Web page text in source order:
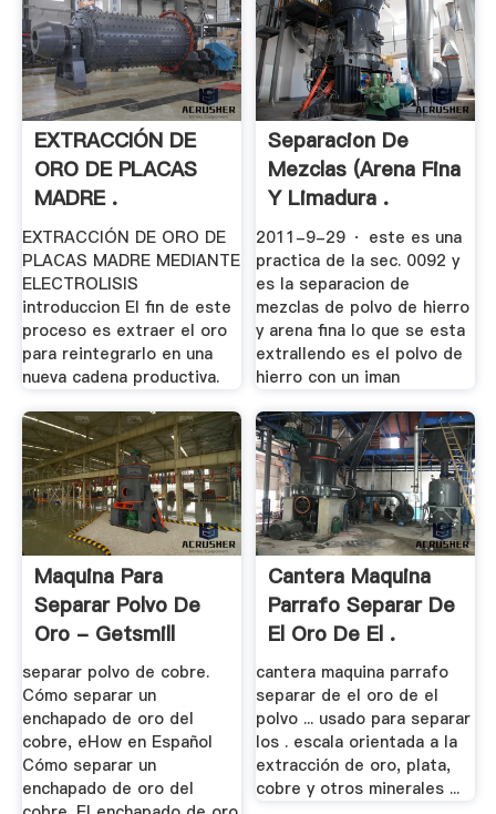
EXTRACCIÓN DE
ORO DE PLACAS
MADRE .
EXTRACCIÓN DE ORO DE
PLACAS MADRE MEDIANTE
ELECTROLISIS
introduccion El fin de este
proceso es extraer el oro
para reintegrarlo en una
nueva cadena productiva.
Separacion De
Mezclas (arena Fina
Y Limadura .
2011-9-29 · este es una
practica de la sec. 0092 y
es la separacion de
mezclas de polvo de hierro
y arena fina lo que se esta
extrallendo es el polvo de
hierro con un iman
Maquina Para
Separar Polvo De
Oro - Getsmill
separar polvo de cobre.
Cómo separar un
enchapado de oro del
cobre, eHow en Español
Cómo separar un
enchapado de oro del
Cantera Maquina
Parrafo Separar De
El Oro De El .
cantera maquina parrafo
separar de el oro de el
polvo ... usado para separar
los . escala orientada a la
extracción de oro, plata,
cobre y otros minerales ...